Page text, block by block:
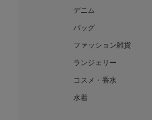
デニム
バッグ
ファッション雑貨
ランジェリー
コスメ・香水
水着